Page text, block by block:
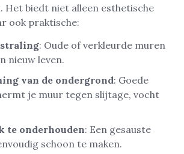
biedt niet alleen esthetische
ook praktische:
: Oude of verkleurde muren
nieuw leven.
van de ondergrond: Goede
je muur tegen slijtage, vocht
te onderhouden: Een gesauste
schoon te maken.